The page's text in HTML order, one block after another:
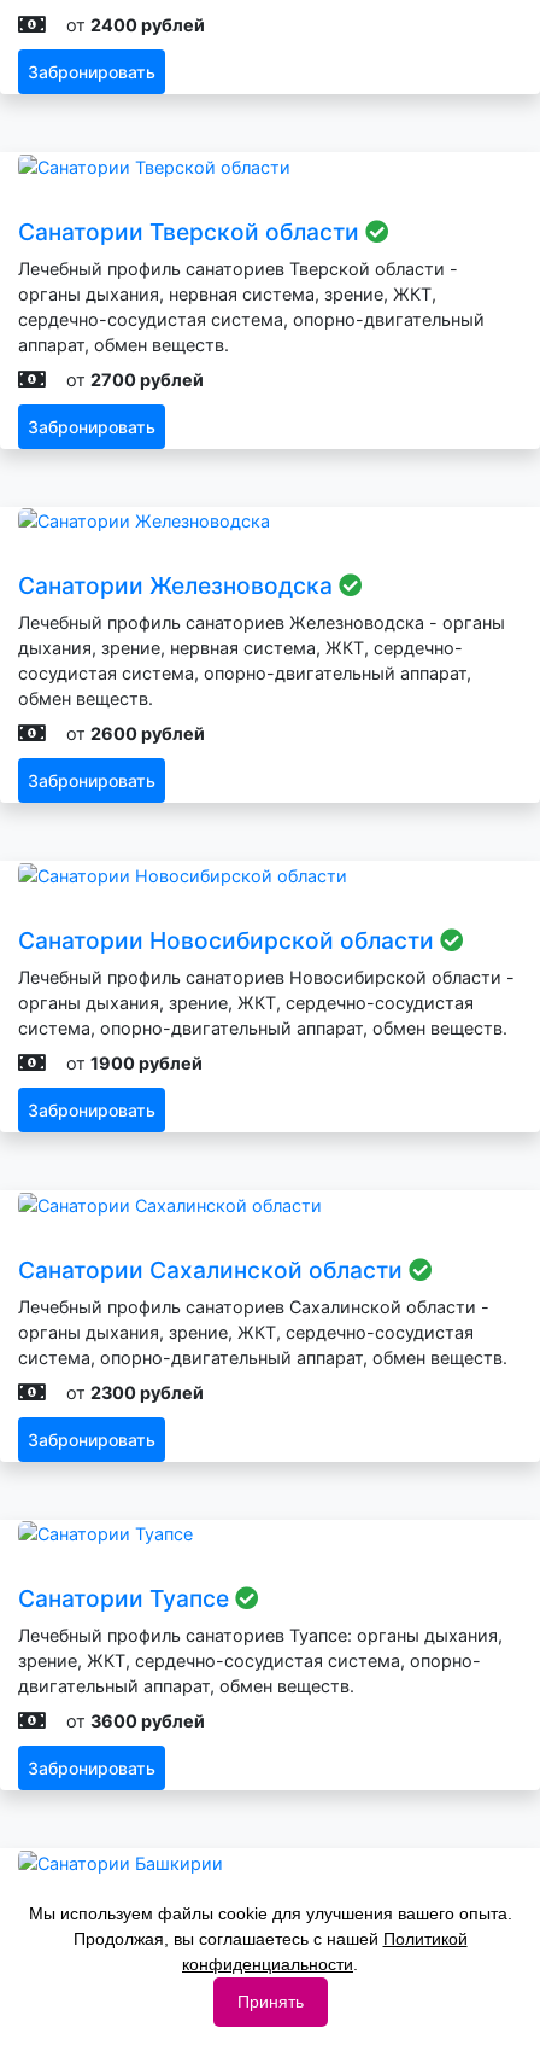
от 2400 рублей
Забронировать
Санатории Тверской области
Лечебный профиль санаториев Тверской области -
органы дыхания, нервная система, зрение, ЖКТ,
сердечно-сосудистая система, опорно-двигательный
аппарат, обмен веществ.
от 2700 рублей
Забронировать
Санатории Железноводска
Лечебный профиль санаториев Железноводска - органы
дыхания, зрение, нервная система, ЖКТ, сердечно-
сосудистая система, опорно-двигательный аппарат,
обмен веществ.
от 2600 рублей
Забронировать
Санатории Новосибирской области
Лечебный профиль санаториев Новосибирской области -
органы дыхания, зрение, ЖКТ, сердечно-сосудистая
система, опорно-двигательный аппарат, обмен веществ.
от 1900 рублей
Забронировать
Санатории Сахалинской области
Лечебный профиль санаториев Сахалинской области -
органы дыхания, зрение, ЖКТ, сердечно-сосудистая
система, опорно-двигательный аппарат, обмен веществ.
от 2300 рублей
Забронировать
Санатории Туапсе
Лечебный профиль санаториев Туапсе: органы дыхания,
зрение, ЖКТ, сердечно-сосудистая система, опорно-
двигательный аппарат, обмен веществ.
от 3600 рублей
Забронировать
Санатории Башкирии
Санатории Башкортостана успешно лечат заболевания:
система, опорно-двигательный аппарат, обмен веществ,
Мы используем файлы cookie для улучшения вашего опыта.
Продолжая, вы соглашаетесь с нашей Политикой
конфиденциальности
Принять